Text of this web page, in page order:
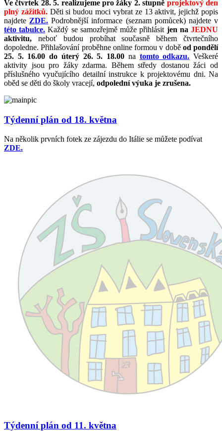
Ve čtvrtek 28. 5. realizujeme pro žáky 2. stupně projektový den
plný zážitků.Děti si budou moci vybrat ze 13 aktivit, jejichž popis
najdete ZDE. Podrobnější informace (seznam pomůcek) najdete v
této tabulce. Každý se samozřejmě může přihlásit jen naJEDNU
aktivitu, neboť budou probíhat současně během čtvrtečního
dopoledne. Přihlašování proběhne online formou v době od pondělí
25. 5. 16.00 do úterý 26. 5. 18.00 na tomto odkazu. Veškeré
aktivity jsou pro žáky zdarma. Během středy dostanou žáci od
příslušného vyučujícího detailní instrukce k projektovému dni. Na
oběd se děti do školy vracejí, odpolední výuka je zrušena.
Týdenní plán od 18. května
Na několik prvních fotek ze zájezdu do Itálie se můžete podívat
ZDE.
Týdenní plán od 11. května